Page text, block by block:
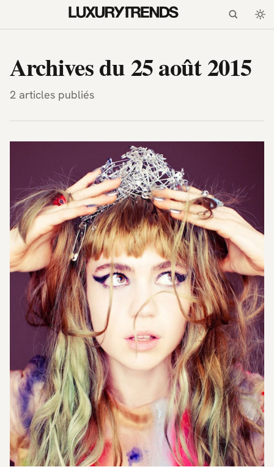
LuxuryTrends.fr —
Archives du 25 août 2015
2 articles publiés